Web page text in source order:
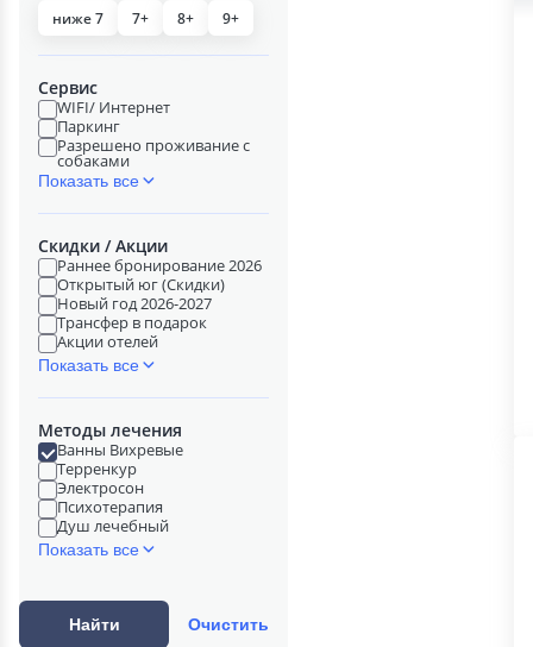
ниже 7 7+ 8+ 9+
Сервис
WIFI/ Интернет
Паркинг
Разрешено проживание с
собаками
Показать все
Скидки / Акции
Раннее бронирование 2026
Открытый юг (Скидки)
Новый год 2026-2027
Трансфер в подарок
Акции отелей
Показать все
Методы лечения
Ванны Вихревые
Терренкур
Электросон
Психотерапия
Душ лечебный
Показать все
Найти Очистить